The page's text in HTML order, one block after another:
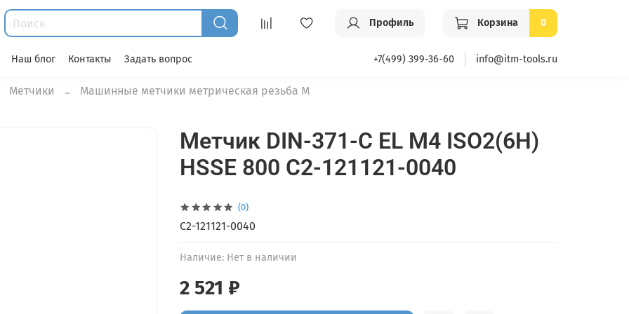
Профиль Корзина 0
Наш блог Контакты Задать вопрос +7(499) 399-36-60 info@itm-tools.ru
Метчики Машинные метчики метрическая резьба М
(0)
Наличие: Нет в наличии
Метчик DIN-371-C EL M4 ISO2(6H)
HSSE 800 C2-121121-0040
2 521 ₽
C2-121121-0040